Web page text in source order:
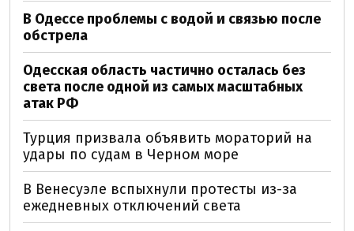
В Одессе проблемы с водой и связью после
обстрела
Одесская область частично осталась без
света после одной из самых масштабных
атак РФ
Турция призвала объявить мораторий на
удары по судам в Черном море
В Венесуэле вспыхнули протесты из-за
ежедневных отключений света